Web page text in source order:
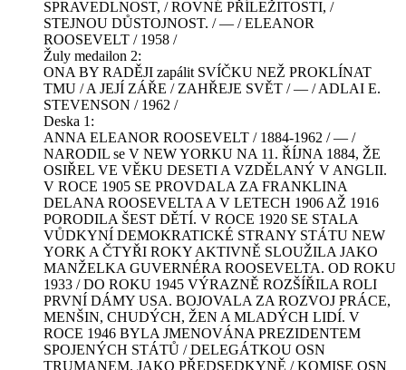
SPRAVEDLNOST, / ROVNÉ PŘÍLEŽITOSTI, /
STEJNOU DŮSTOJNOST. / — / ELEANOR
ROOSEVELT / 1958 /
Žuly medailon 2:
ONA BY RADĚJI zapálit SVÍČKU NEŽ PROKLÍNAT
TMU / A JEJÍ ZÁŘE / ZAHŘEJE SVĚT / — / ADLAI E.
STEVENSON / 1962 /
Deska 1:
ANNA ELEANOR ROOSEVELT / 1884-1962 / — /
NARODIL se V NEW YORKU NA 11. ŘÍJNA 1884, ŽE
OSIŘEL VE VĚKU DESETI A VZDĚLANÝ V ANGLII.
V ROCE 1905 SE PROVDALA ZA FRANKLINA
DELANA ROOSEVELTA A V LETECH 1906 AŽ 1916
PORODILA ŠEST DĚTÍ. V ROCE 1920 SE STALA
VŮDKYNÍ DEMOKRATICKÉ STRANY STÁTU NEW
YORK A ČTYŘI ROKY AKTIVNĚ SLOUŽILA JAKO
MANŽELKA GUVERNÉRA ROOSEVELTA. OD ROKU
1933 / DO ROKU 1945 VÝRAZNĚ ROZŠÍŘILA ROLI
PRVNÍ DÁMY USA. BOJOVALA ZA ROZVOJ PRÁCE,
MENŠIN, CHUDÝCH, ŽEN A MLADÝCH LIDÍ. V
ROCE 1946 BYLA JMENOVÁNA PREZIDENTEM
SPOJENÝCH STÁTŮ / DELEGÁTKOU OSN
TRUMANEM. JAKO PŘEDSEDKYNĚ / KOMISE OSN